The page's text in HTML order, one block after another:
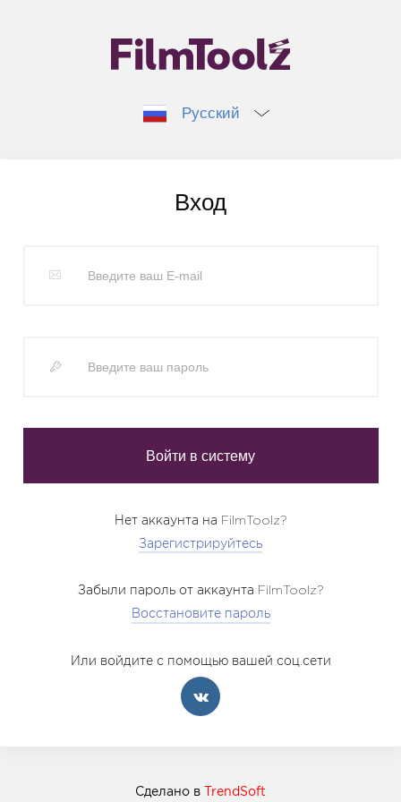
Русский
Вход
Нет аккаунта на FilmToolz?
Зарегистрируйтесь
Забыли пароль от аккаунта FilmToolz?
Восстановите пароль
Или войдите с помощью вашей соц.сети
Сделано в TrendSoft